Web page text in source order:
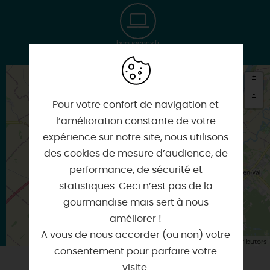
beaugency.fr
×
Itinéraire vers
BEAUGENCY
+
-
| Map data © OpenStreetMap contributors
Pour votre confort de navigation et
l’amélioration constante de votre
expérience sur notre site, nous utilisons
des cookies de mesure d’audience, de
performance, de sécurité et
statistiques. Ceci n’est pas de la
gourmandise mais sert à nous
améliorer !
A vous de nous accorder (ou non) votre
consentement pour parfaire votre
visite.